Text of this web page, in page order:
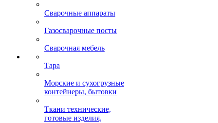
Сварочные аппараты
Газосварочные посты
Сварочная мебель
Тара
Морские и сухогрузные
контейнеры, бытовки
Ткани технические,
готовые изделия,